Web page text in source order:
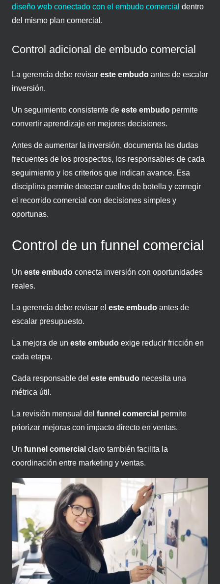
diseño web conectado con el embudo comercial dentro
del mismo plan comercial.
Control adicional de embudo comercial
La gerencia debe revisar este embudo antes de escalar
inversión.
Un seguimiento consistente de este embudo permite
convertir aprendizaje en mejores decisiones.
Antes de aumentar la inversión, documenta las dudas
frecuentes de los prospectos, los responsables de cada
seguimiento y los criterios que indican avance. Esa
disciplina permite detectar cuellos de botella y corregir
el recorrido comercial con decisiones simples y
oportunas.
Control de un funnel comercial
Un este embudo conecta inversión con oportunidades
reales.
La gerencia debe revisar el este embudo antes de
escalar presupuesto.
La mejora de un este embudo exige reducir fricción en
cada etapa.
Cada responsable del este embudo necesita una
métrica útil.
La revisión mensual del funnel comercial permite
priorizar mejoras con impacto directo en ventas.
Un funnel comercial claro también facilita la
coordinación entre marketing y ventas.